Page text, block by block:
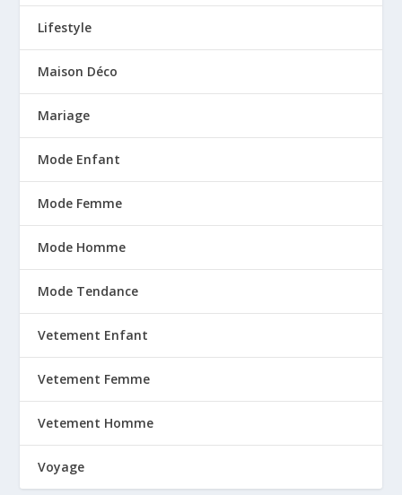
Lifestyle
Maison Déco
Mariage
Mode Enfant
Mode Femme
Mode Homme
Mode Tendance
Vetement Enfant
Vetement Femme
Vetement Homme
Voyage